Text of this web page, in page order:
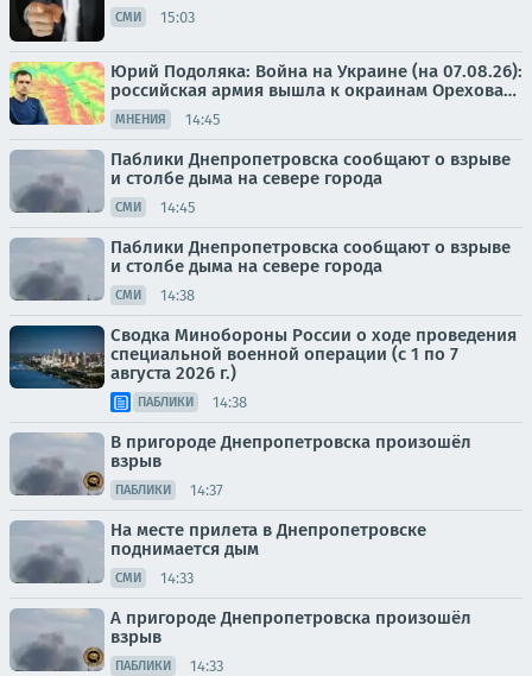
СМИ 15:03
Юрий Подоляка: Война на Украине (на 07.08.26):
российская армия вышла к окраинам Орехова…
МНЕНИЯ 14:45
Паблики Днепропетровска сообщают о взрыве
и столбе дыма на севере города
СМИ 14:45
Паблики Днепропетровска сообщают о взрыве
и столбе дыма на севере города
СМИ 14:38
Сводка Минобороны России о ходе проведения
специальной военной операции (с 1 по 7
августа 2026 г.)
ПАБЛИКИ 14:38
В пригороде Днепропетровска произошёл
взрыв
ПАБЛИКИ 14:37
На месте прилета в Днепропетровске
поднимается дым
СМИ 14:33
А пригороде Днепропетровска произошёл
взрыв
ПАБЛИКИ 14:33